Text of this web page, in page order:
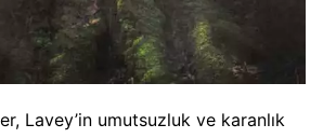
Lavey’in umutsuzluk ve karanlık